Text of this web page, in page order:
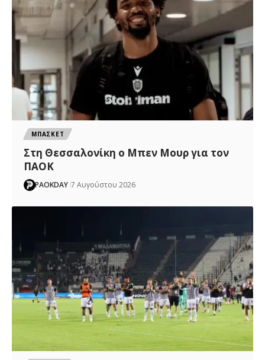
ΜΠΑΣΚΕΤ
Στη Θεσσαλονίκη ο Μπεν Μουρ για τον
ΠΑΟΚ
PAOKDAY 7 Αυγούστου 2026